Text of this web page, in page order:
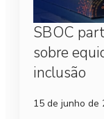
SBOC
sobre
inclusão
15 de junho de